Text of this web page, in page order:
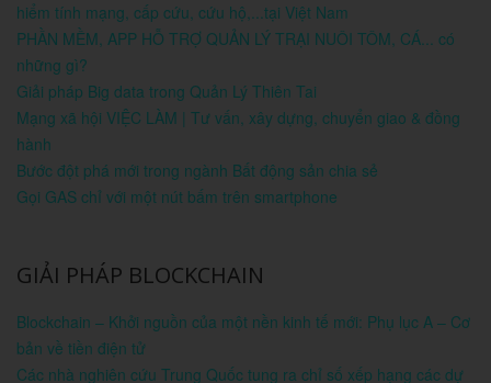
hiểm tính mạng, cấp cứu, cứu hộ,...tại Việt Nam
PHẦN MỀM, APP HỖ TRỢ QUẢN LÝ TRẠI NUÔI TÔM, CÁ... có
những gì?
Giải pháp Big data trong Quản Lý Thiên Tai
Mạng xã hội VIỆC LÀM | Tư vấn, xây dựng, chuyển giao & đồng
hành
Bước đột phá mới trong ngành Bất động sản chia sẻ
Gọi GAS chỉ với một nút bấm trên smartphone
GIẢI PHÁP BLOCKCHAIN
Blockchain – Khởi nguồn của một nền kinh tế mới: Phụ lục A – Cơ
bản về tiền điện tử
Các nhà nghiên cứu Trung Quốc tung ra chỉ số xếp hạng các dự